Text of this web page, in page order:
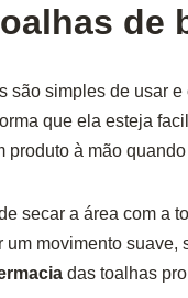
de
são simples de usar
que ela esteja
produto à mão
secar a área com a
movimento
das toalhas